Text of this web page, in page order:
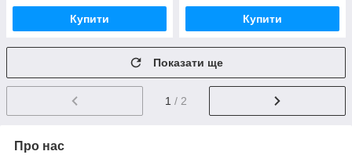
Купити Купити
Показати ще
1 / 2
Про нас